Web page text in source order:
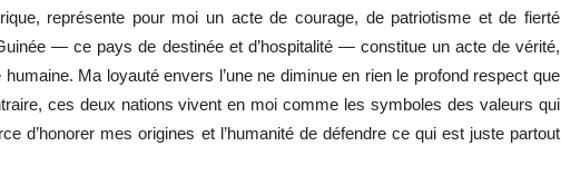
représente pour moi un acte de courage, de patriotisme et de fierté
— ce pays de destinée et d’hospitalité — constitue un acte de vérité,
Ma loyauté envers l’une ne diminue en rien le profond respect que
ces deux nations vivent en moi comme les symboles des valeurs qui
d’honorer mes origines et l’humanité de défendre ce qui est juste partout